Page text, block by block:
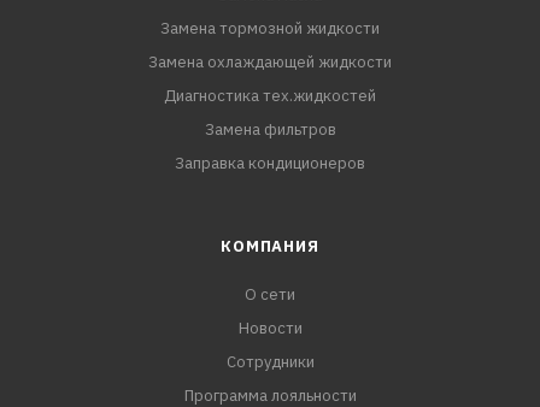
Замена тормозной жидкости
Замена охлаждающей жидкости
Диагностика тех.жидкостей
Замена фильтров
Заправка кондиционеров
КОМПАНИЯ
О сети
Новости
Сотрудники
Программа лояльности